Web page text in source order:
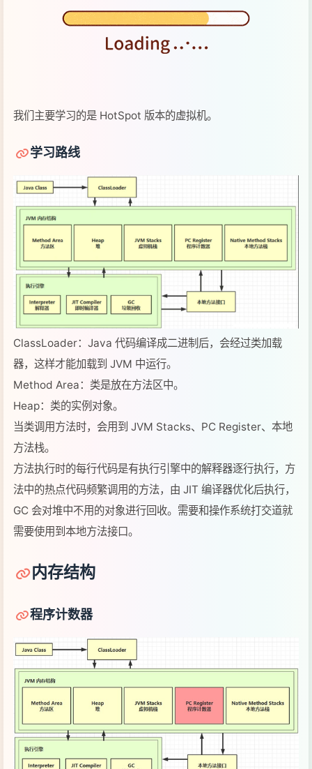
我们主要学习的是 HotSpot 版本的虚拟机。
ClassLoader：Java 代码编译成二进制后，会经过类加载
器，这样才能加载到 JVM 中运行。
Method Area：类是放在方法区中。
Heap：类的实例对象。
当类调用方法时，会用到 JVM Stacks、PC Register、本地
方法栈。
方法执行时的每行代码是有执行引擎中的解释器逐行执行，方
法中的热点代码频繁调用的方法，由 JIT 编译器优化后执行，
GC 会对堆中不用的对象进行回收。需要和操作系统打交道就
需要使用到本地方法接口。
内存结构
程序计数器
定义
Program Counter Register 程序计数器（寄存器）